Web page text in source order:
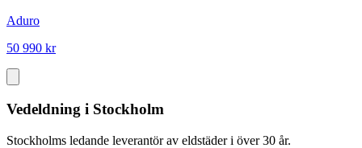
Aduro
50 990 kr
Vedeldning i Stockholm
Stockholms ledande leverantör av eldstäder i över 30 år.